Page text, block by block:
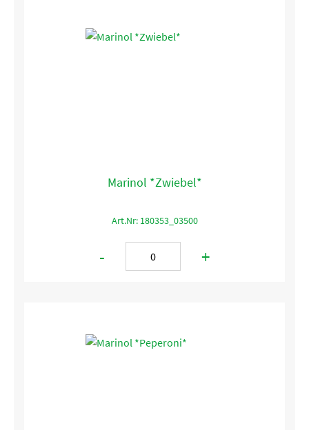
Marinol *Zwiebel*
Art.Nr: 180353_03500
- +